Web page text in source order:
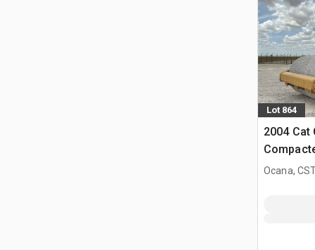
Lot 864
2004 Cat
Ocana,